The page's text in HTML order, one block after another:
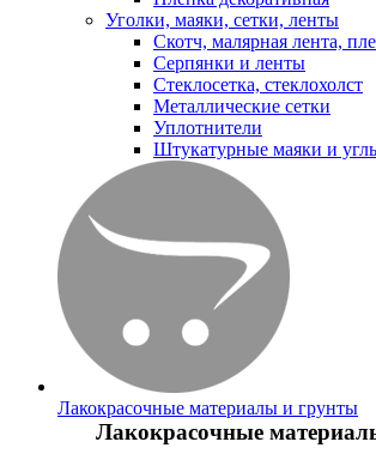
Уголки, маяки, сетки, ленты
Скотч, малярная лента,
Серпянки и ленты
Стеклосетка, стеклохолст
Металлические сетки
Уплотнители
Штукатурные маяки и
Лакокрасочные материалы и грунты
Лакокрасочные